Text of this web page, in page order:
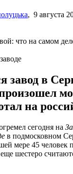
, 9 августа
завод в
произошел
на
сегодня на
в подмосковном
мере 45 человек
шестеро